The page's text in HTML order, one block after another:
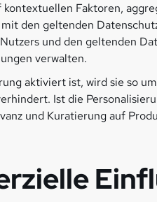
Faktoren,
den geltenden
und den geltenden
verwalten.
aktiviert ist, wird sie so
Ist die
und Kuratierung auf